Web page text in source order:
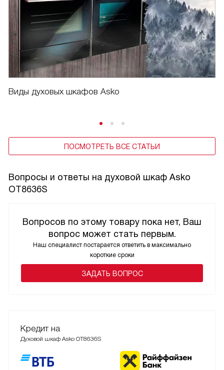
Виды духовых шкафов Asko
ПОСМОТРЕТЬ ВСЕ СТАТЬИ
Вопросы и ответы на духовой шкаф Asko
OT8636S
Вопросов по этому товару пока нет, Ваш
вопрос может стать первым.
Наш специалист постарается ответить в максимально
короткие сроки
ЗАДАТЬ ВОПРОС
Кредит на
Духовой шкаф Asko OT8636S